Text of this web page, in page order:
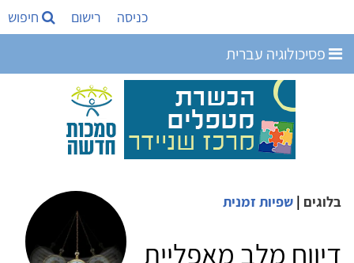
כניסה רישום חיפוש
פסיכולוגיה עברית
בלוגים | שפיות זמנית
דיווח מלב מאפליית